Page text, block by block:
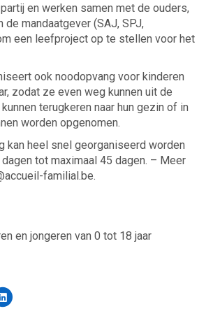
en werken samen met de ouders,
de mandaatgever (SAJ, SPJ,
een leefproject op te stellen voor het
ook noodopvang voor kinderen
zodat ze even weg kunnen uit de
terugkeren naar hun gezin of in
worden opgenomen.
kan heel snel georganiseerd worden
tot maximaal 45 dagen. – Meer
familial.be.
en jongeren van 0 tot 18 jaar